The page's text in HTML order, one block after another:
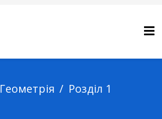
Геометрія
Розділ 1